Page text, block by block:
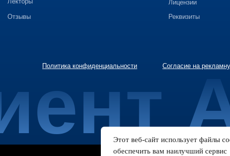
Политика конфиденциальности Согласие на рекламную рассылку
Этот веб-сайт использует файлы
обеспечить вам наилучший сервис